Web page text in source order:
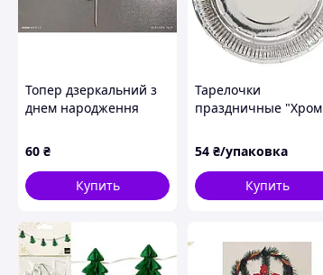
Топер дзеркальний з
днем народження
60 ₴
Купить
Тарелочки
праздничные "Хром
54 ₴/упаковка
Купить